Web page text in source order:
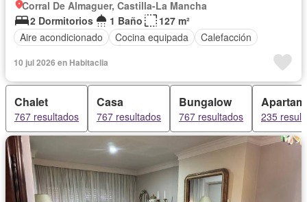
Corral De Almaguer, Castilla-La Mancha
2 Dormitorios
1 Baño
127 m²
Aire acondicionado
Cocina equipada Calefacción
10 jul 2026 en Habitaclia
Chalet
767 resultados
Casa
767 resultados
Bungalow
767 resultados 235